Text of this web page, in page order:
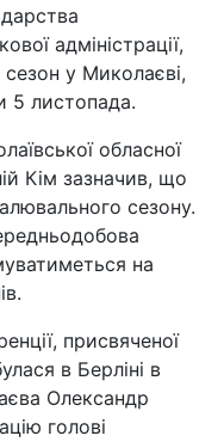
адміністрації,
у Миколаєві,
5 листопада.
обласної
Кім зазначив, що
сезону.
на
присвяченої
в Берліні в
Олександр
голові